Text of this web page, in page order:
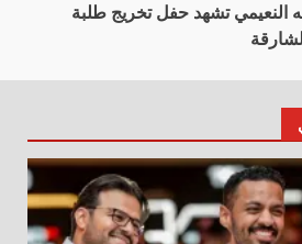
النعيمي تشهد حفل تخريج طلبة